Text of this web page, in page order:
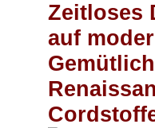
Zeitloses
auf